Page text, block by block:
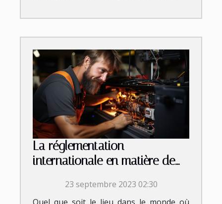
La réglementation
internationale en matière de
23 septembre 2023 02:30